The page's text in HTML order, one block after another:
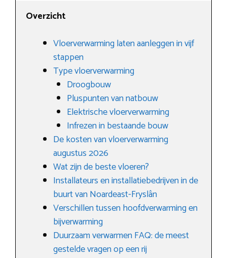
Overzicht
Vloerverwarming laten aanleggen in vijf
stappen
Type vloerverwarming
Droogbouw
Pluspunten van natbouw
Elektrische vloerverwarming
Infrezen in bestaande bouw
De kosten van vloerverwarming
augustus 2026
Wat zijn de beste vloeren?
Installateurs en installatiebedrijven in de
buurt van Noardeast-Fryslân
Verschillen tussen hoofdverwarming en
bijverwarming
Duurzaam verwarmen FAQ: de meest
gestelde vragen op een rij